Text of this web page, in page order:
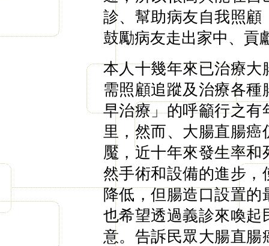
診、幫助病友自我照顧
鼓勵病友走出家中、貢
本人十幾年來已治療大
需照顧追蹤及治療各
早治療」的呼籲行之有
里，然而、大腸直腸
魘，近十年來發生率
然手術和設備的進步，
降低，但腸造口設置
也希望透過義診來喚起
意。告訴民眾大腸直腸